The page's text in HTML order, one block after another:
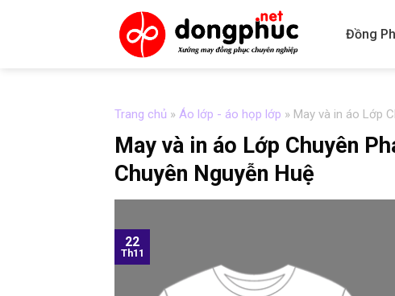
Đồng
Trang chủ » Áo lớp - áo họp lớp » May và in áo Lớp
May và in áo Lớp Chuyên
Chuyên Nguyễn Huệ
22
Th11